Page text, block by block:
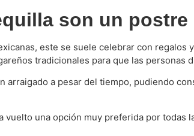
son un
este se suele celebrar con
tradicionales para que las personas
arraigado a pesar del tiempo, pudiendo
vuelto una opción muy preferida por todas